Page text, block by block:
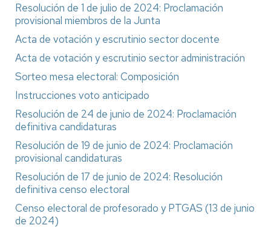
Resolución de 1 de julio de 2024: Proclamación
provisional miembros de la Junta
Acta de votación y escrutinio sector docente
Acta de votación y escrutinio sector administración
Sorteo mesa electoral: Composición
Instrucciones voto anticipado
Resolución de 24 de junio de 2024: Proclamación
definitiva candidaturas
Resolución de 19 de junio de 2024: Proclamación
provisional candidaturas
Resolución de 17 de junio de 2024: Resolución
definitiva censo electoral
Censo electoral de profesorado y PTGAS (13 de junio
de 2024)